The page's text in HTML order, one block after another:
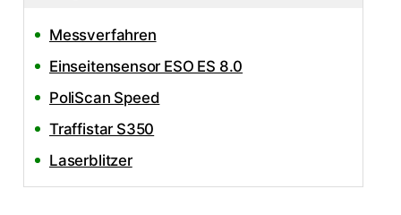
Messverfahren
Einseitensensor ESO ES 8.0
PoliScan Speed
Traffistar S350
Laserblitzer